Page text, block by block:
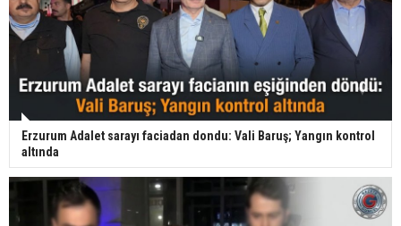
Erzurum Adalet sarayı faciadan dondu: Vali Baruş; Yangın kontrol
altında